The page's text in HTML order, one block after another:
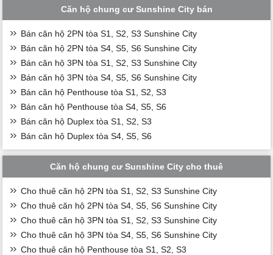
Căn hộ chung cư Sunshine City bán
Bán căn hộ 2PN tòa S1, S2, S3 Sunshine City
Bán căn hộ 2PN tòa S4, S5, S6 Sunshine City
Bán căn hộ 3PN tòa S1, S2, S3 Sunshine City
Bán căn hộ 3PN tòa S4, S5, S6 Sunshine City
Bán căn hộ Penthouse tòa S1, S2, S3
Bán căn hộ Penthouse tòa S4, S5, S6
Bán căn hộ Duplex tòa S1, S2, S3
Bán căn hộ Duplex tòa S4, S5, S6
Căn hộ chung cư Sunshine City cho thuê
Cho thuê căn hộ 2PN tòa S1, S2, S3 Sunshine City
Cho thuê căn hộ 2PN tòa S4, S5, S6 Sunshine City
Cho thuê căn hộ 3PN tòa S1, S2, S3 Sunshine City
Cho thuê căn hộ 3PN tòa S4, S5, S6 Sunshine City
Cho thuê căn hộ Penthouse tòa S1, S2, S3